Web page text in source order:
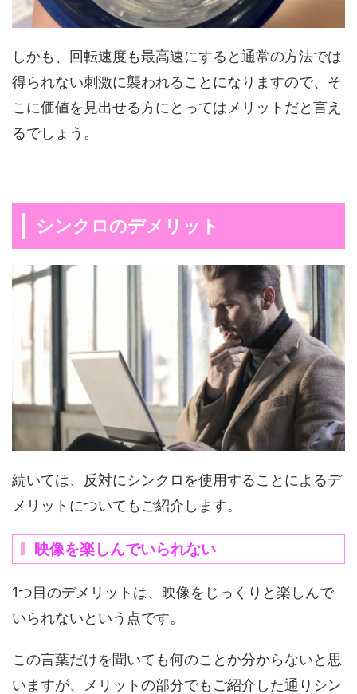
しかも、回転速度も最高速にすると通常の方法では
得られない刺激に襲われることになりますので、そ
こに価値を見出せる方にとってはメリットだと言え
るでしょう。
シンクロのデメリット
続いては、反対にシンクロを使用することによるデ
メリットについてもご紹介します。
映像を楽しんでいられない
1つ目のデメリットは、映像をじっくりと楽しんで
いられないという点です。
この言葉だけを聞いても何のことか分からないと思
いますが、メリットの部分でもご紹介した通りシン